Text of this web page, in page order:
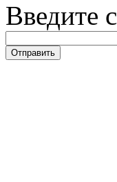
Введите